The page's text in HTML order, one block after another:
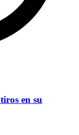
en su